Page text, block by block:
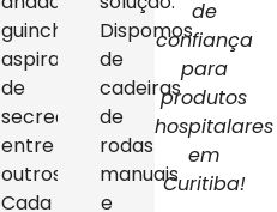
guinchos,
aspiradores
de
secreção,
entre
outros.
Cada
Dispomos
de
cadeiras
de
rodas
manuais
e
de
confiança
para
produtos
hospitalares
em
Curitiba!